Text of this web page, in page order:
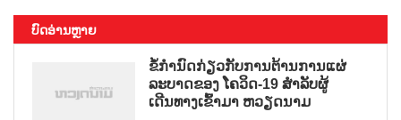
ບົດອ່ານຫຼາຍ
ຂໍ້ກຳນົດກ່ຽວກັບການຕ້ານການແຜ່
ລະບາດຂອງ ໂຄວິດ-19 ສຳລັບຜູ້
ເດີນທາງເຂົ້າມາ ຫວຽດນາມ